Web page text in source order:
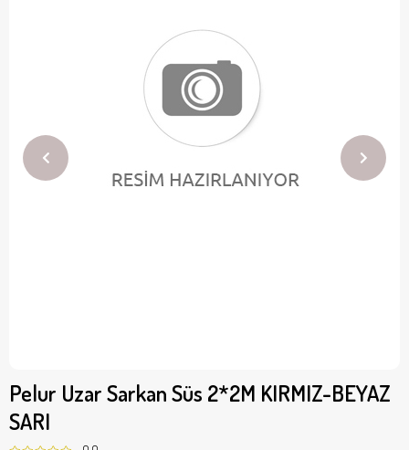
Pelur Uzar Sarkan Süs 2*2M KIRMIZ-BEYAZ
SARI